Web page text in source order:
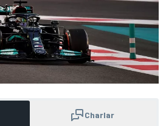
Charlar